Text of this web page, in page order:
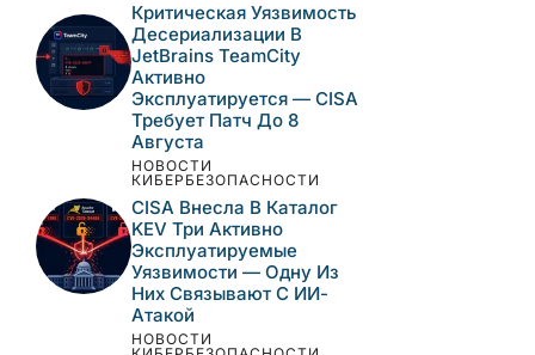
Критическая Уязвимость
Десериализации В
JetBrains TeamCity
Активно
Эксплуатируется — CISA
Требует Патч До 8
Августа
НОВОСТИ
КИБЕРБЕЗОПАСНОСТИ
CISA Внесла В Каталог
KEV Три Активно
Эксплуатируемые
Уязвимости — Одну Из
Них Связывают С ИИ-
Атакой
НОВОСТИ